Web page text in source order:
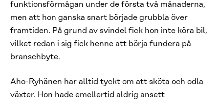
funktionsförmågan under de första två månaderna,
men att hon ganska snart började grubbla över
framtiden. På grund av svindel fick hon inte köra bil,
vilket redan i sig fick henne att börja fundera på
branschbyte.
Aho-Ryhänen har alltid tyckt om att sköta och odla
växter. Hon hade emellertid aldrig ansett